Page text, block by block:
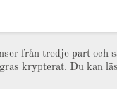
från tredje part och
krypterat. Du kan